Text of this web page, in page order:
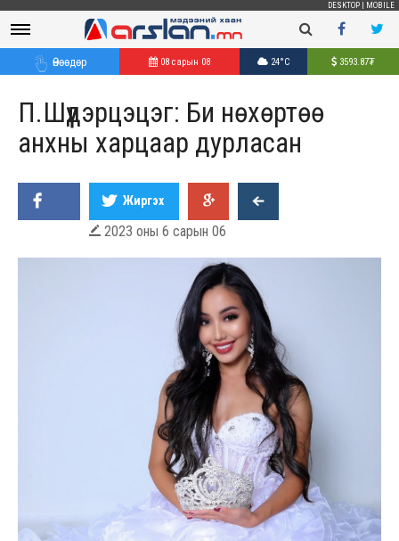
DESKTOP MOBILE
Өнөөдөр 08 сарын 08 24°C 3593.87₮
П.Шүүдэрцэцэг: Би нөхөртөө
анхны харцаар дурласан
Жиргэх
 2023 оны 6 сарын 06